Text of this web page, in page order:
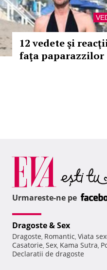
12 vedete şi
faţa paparazzilor
Urmareste-ne pe
Dragoste & Sex
Dragoste, Romantic, Viata
Casatorie, Sex, Kama Sutra,
Declaratii de dragoste